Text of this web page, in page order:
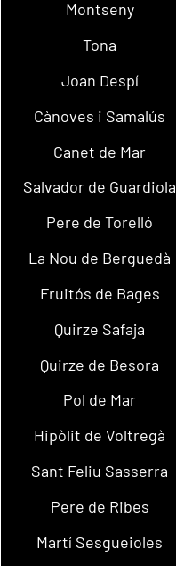
Montseny
Tona
Joan Despí
Cànoves i Samalús
Canet de Mar
Salvador de Guardiola
Pere de Torelló
La Nou de Berguedà
Fruitós de Bages
Quirze Safaja
Quirze de Besora
Pol de Mar
Hipòlit de Voltregà
Sant Feliu Sasserra
Pere de Ribes
Martí Sesgueioles